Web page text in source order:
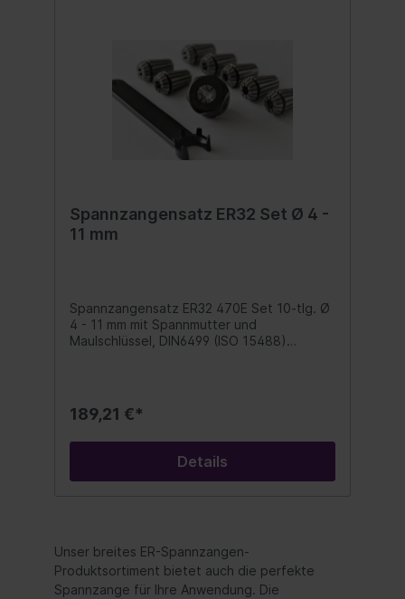
Spannzangensatz ER32 Set Ø 4 -
11 mm
Spannzangensatz ER32 470E Set 10-tlg. Ø
4 - 11 mm mit Spannmutter und
Maulschlüssel, DIN6499 (ISO 15488)
und hohen Drehzahlen geeignet. Mit dieser
Spannzange ER32 erreichen sie lange
Werkzeugstandzeiten und beste
Oberflächengüte. Diese
Präzisionsspannzangen sind beidseitig
Abzugsnut, gehärtet und geschliffen. Einen
Spannzangensatz von IDEWA können Sie
auch in anderen Durchmessern wählen.
189,21 €*
Details
Unser breites ER-Spannzangen-
Produktsortiment bietet auch die perfekte
Spannzange für Ihre Anwendung. Die